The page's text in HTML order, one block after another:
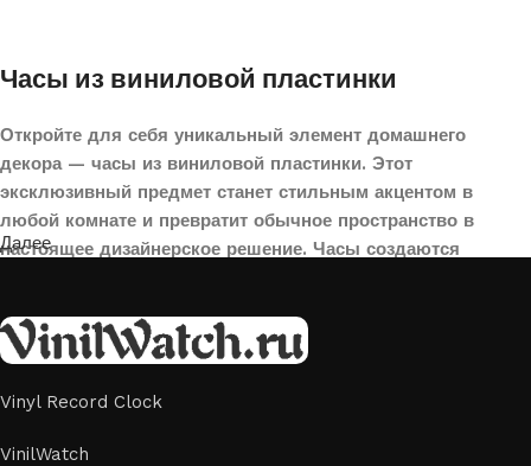
Часы из виниловой пластинки
Откройте для себя уникальный элемент домашнего
декора — часы из виниловой пластинки. Этот
эксклюзивный предмет станет стильным акцентом в
любой комнате и превратит обычное пространство в
настоящее дизайнерское решение. Часы создаются
аксессуар идеально подойдет для гостиной, спальни,
офиса или даже для оформления кафе, студии или
творческого пространства.
Картины на стекле и дереве
Далее
Vinyl Record Clock
VinilWatch